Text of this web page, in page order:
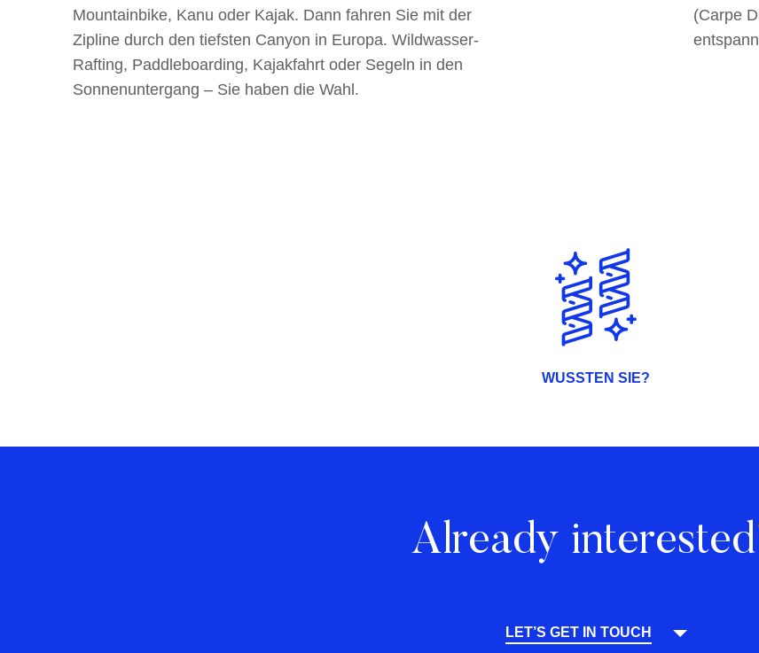
Mountainbike, Kanu oder Kajak. Dann fahren Sie mit der
Zipline durch den tiefsten Canyon in Europa. Wildwasser-
Rafting, Paddleboarding, Kajakfahrt oder Segeln in den
Sonnenuntergang – Sie haben die Wahl.
(Carpe
WUSSTEN SIE?
Already
LET’S GET IN TOUCH